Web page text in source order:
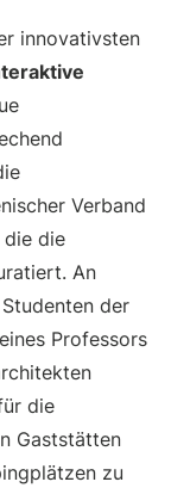
innovativsten
Verband
die
An
der
Professors
die
Gaststätten
zu